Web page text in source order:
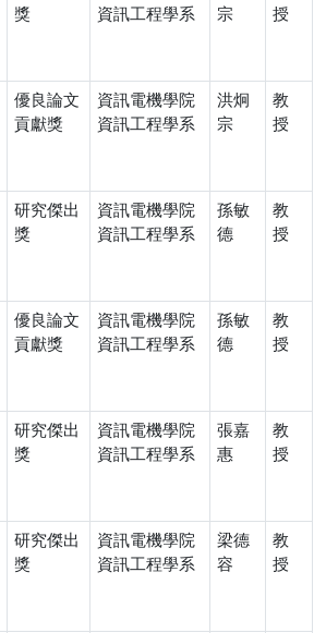
獎
資訊工程學系
宗
授
優良論文
貢獻獎
資訊電機學院
資訊工程學系
洪炯
宗
教
授
研究傑出
獎
資訊電機學院
資訊工程學系
孫敏
德
教
授
優良論文
貢獻獎
資訊電機學院
資訊工程學系
孫敏
德
教
授
研究傑出
獎
資訊電機學院
資訊工程學系
張嘉
惠
教
授
研究傑出
獎
資訊電機學院
資訊工程學系
梁德
容
教
授